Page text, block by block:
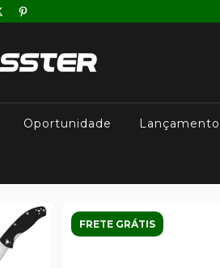
Oportunidade
FRETE GRÁTIS